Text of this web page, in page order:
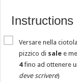
Instructions
Versare nella
pizzico di sale e
4fino ad ottenere
deve scrivere)